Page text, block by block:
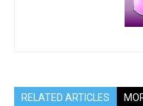
RELATED ARTICLES